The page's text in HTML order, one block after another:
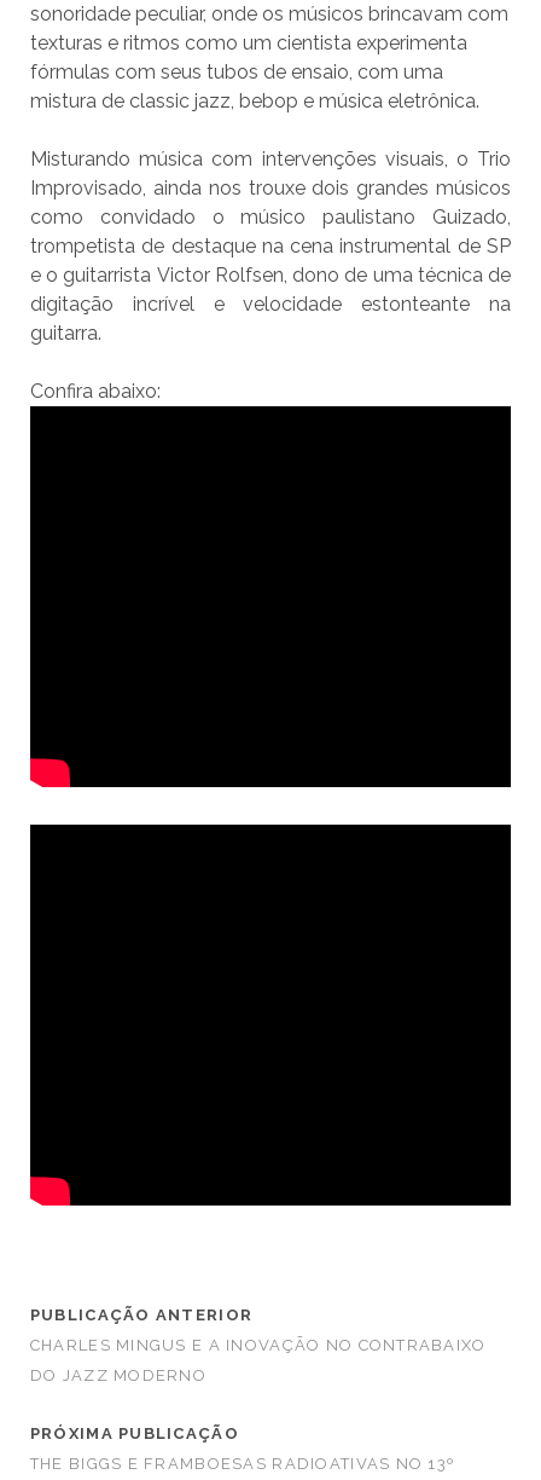
sonoridade peculiar, onde os músicos brincavam com
texturas e ritmos como um cientista experimenta
fórmulas com seus tubos de ensaio, com uma
mistura de classic jazz, bebop e música eletrônica.
Misturando música com intervenções visuais, o Trio
Improvisado, ainda nos trouxe dois grandes músicos
como convidado o músico paulistano Guizado,
trompetista de destaque na cena instrumental de SP
e o guitarrista Victor Rolfsen , dono de uma técnica de
digitação incrível e velocidade estonteante na
guitarra.
Confira abaixo:
PUBLICAÇÃO ANTERIOR
CHARLES MINGUS E A INOVAÇÃO NO CONTRABAIXO
DO JAZZ MODERNO
PRÓXIMA PUBLICAÇÃO
THE BIGGS E FRAMBOESAS RADIOATIVAS NO 13º